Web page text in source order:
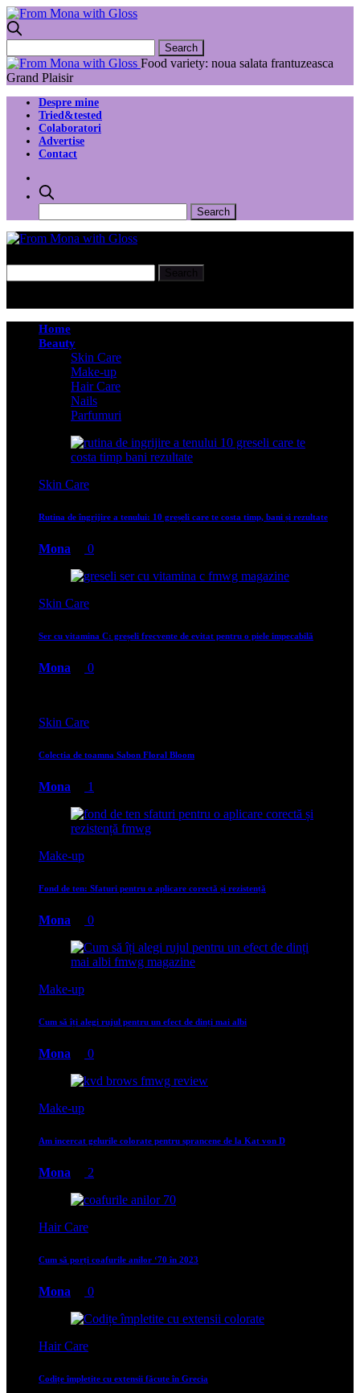
Food variety: noua salata frantuzeasca
Grand Plaisir
Despre mine
Tried&tested
Colaboratori
Advertise
Contact
Home
Beauty
Skin Care
Make-up
Hair Care
Nails
Parfumuri
Skin Care
Rutina de îngrijire a tenului: 10 greșeli care te costa timp, bani și rezultate
Mona 0
Skin Care
Ser cu vitamina C: greșeli frecvente de evitat pentru o piele impecabilă
Mona 0
Skin Care
Colectia de toamna Sabon Floral Bloom
Mona 1
Make-up
Fond de ten: Sfaturi pentru o aplicare corectă și rezistență
Mona 0
Make-up
Cum să îți alegi rujul pentru un efect de dinți mai albi
Mona 0
Make-up
Am incercat gelurile colorate pentru sprancene de la Kat von D
Mona 2
Hair Care
Cum să porți coafurile anilor ‘70 în 2023
Mona 0
Hair Care
Codițe împletite cu extensii făcute în Grecia